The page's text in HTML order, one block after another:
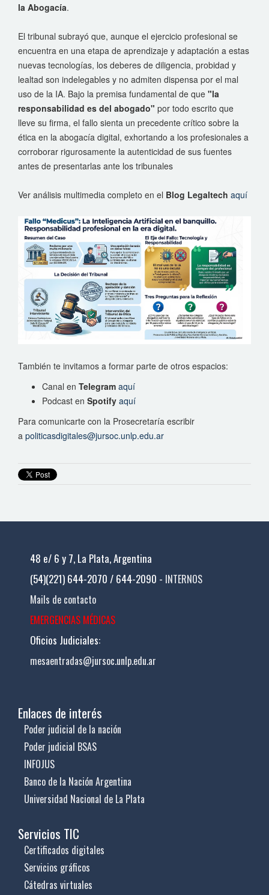
la Abogacía.
El tribunal subrayó que, aunque el ejercicio profesional se
encuentra en una etapa de aprendizaje y adaptación a estas
nuevas tecnologías, los deberes de diligencia, probidad y
lealtad son indelegables y no admiten dispensa por el mal
uso de la IA. Bajo la premisa fundamental de que "la
responsabilidad es del abogado" por todo escrito que
lleve su firma, el fallo sienta un precedente crítico sobre la
ética en la abogacía digital, exhortando a los profesionales a
corroborar rigurosamente la autenticidad de sus fuentes
antes de presentarlas ante los tribunales
Ver análisis multimedia completo en el Blog Legaltech aquí
También te invitamos a formar parte de otros espacios:
Canal en Telegram aquí
Podcast en Spotify aquí
Para comunicarte con la Prosecretaría escribir
a politicasdigitales@jursoc.unlp.edu.ar
48 e/ 6 y 7, La Plata, Argentina
(54)(221) 644-2070 / 644-2090 - INTERNOS
Mails de contacto
EMERGENCIAS MÉDICAS
Oficios Judiciales:
mesaentradas@jursoc.unlp.edu.ar
Enlaces de interés
Poder judicial de la nación
Poder judicial BSAS
INFOJUS
Banco de la Nación Argentina
Universidad Nacional de La Plata
Servicios TIC
Certificados digitales
Servicios gráficos
Cátedras virtuales